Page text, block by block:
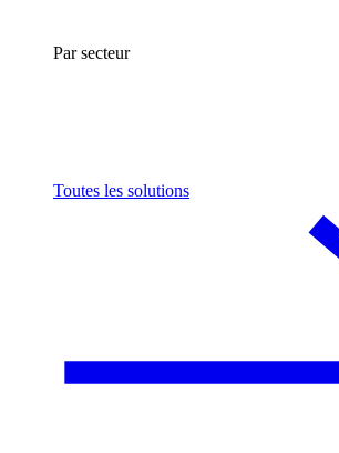
Par secteur
Toutes les solutions